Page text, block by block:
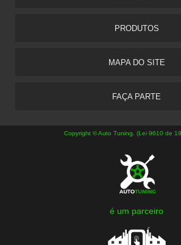
PRODUTOS
MAPA DO SITE
FAÇA PARTE
Copyright © Auto Tuning. (Lei 9610 de
é um parceiro